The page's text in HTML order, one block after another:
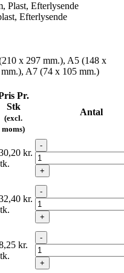
Plast, Efterlysende
Efterlysende
x 297 mm.), A5 (148 x
A7 (74 x 105 mm.)
Pr.
Stk
(excl.
moms)
Antal
kr.
-
+
kr.
-
+
kr.
-
+